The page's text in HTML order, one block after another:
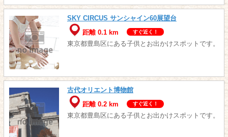
SKY CIRCUS サンシャイン60展望台
距離 0.1 km
すぐ近く！
東京都豊島区にある子供とお出かけスポットです。
古代オリエント博物館
距離 0.2 km
すぐ近く！
東京都豊島区にある子供とお出かけスポットです。